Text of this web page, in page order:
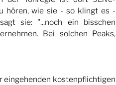
hören, wie sie - so klingt es -
sie: "...noch ein bisschen
Bei solchen Peaks,
eingehenden kostenpflichtigen